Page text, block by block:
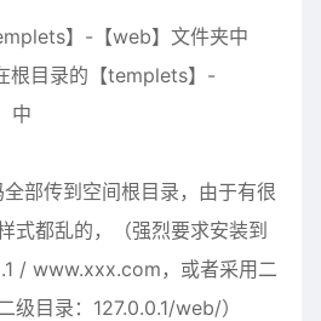
】-【web】文件夹中
根目录的【templets】-
中
部传到空间根目录，由于有很
式都乱的，（强烈要求安装到
/ www.xxx.com，或者采用二
级目录：127.0.0.1/web/）